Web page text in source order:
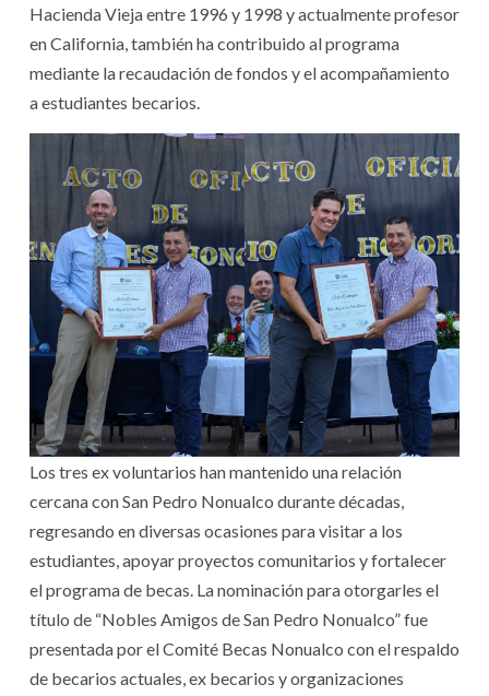
Hacienda Vieja entre 1996 y 1998 y actualmente profesor
en California, también ha contribuido al programa
mediante la recaudación de fondos y el acompañamiento
a estudiantes becarios.
Los tres ex voluntarios han mantenido una relación
cercana con San Pedro Nonualco durante décadas,
regresando en diversas ocasiones para visitar a los
estudiantes, apoyar proyectos comunitarios y fortalecer
el programa de becas. La nominación para otorgarles el
título de “Nobles Amigos de San Pedro Nonualco” fue
presentada por el Comité Becas Nonualco con el respaldo
de becarios actuales, ex becarios y organizaciones